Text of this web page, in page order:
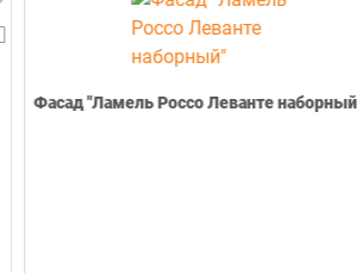
Фасад "Ламель Россо Леванте наборный"